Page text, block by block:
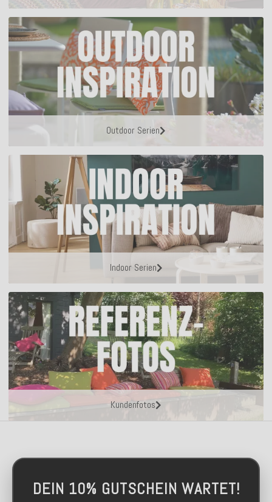
Outdoor Serien
Indoor Serien
Kundenfotos
DEIN 10% GUTSCHEIN WARTET!